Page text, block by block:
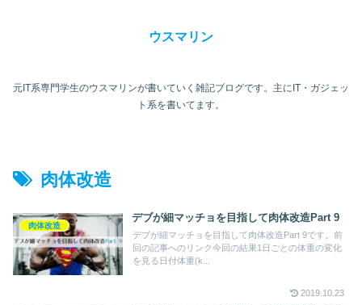
ウスマリン
元IT系専門学生のウスマリンが書いていく雑記ブログです。主にIT・ガジェッ
ト系を書いてます。
肉体改造
肉体改造
デブが細マッチョを目指して肉体改造Part 9
デブが細マッチョを目指して肉体改造Part 9です。前
回の記事へのリンク今回の結果1日ごとの体重の変化
を見る日付体重(k...
2019.10.23